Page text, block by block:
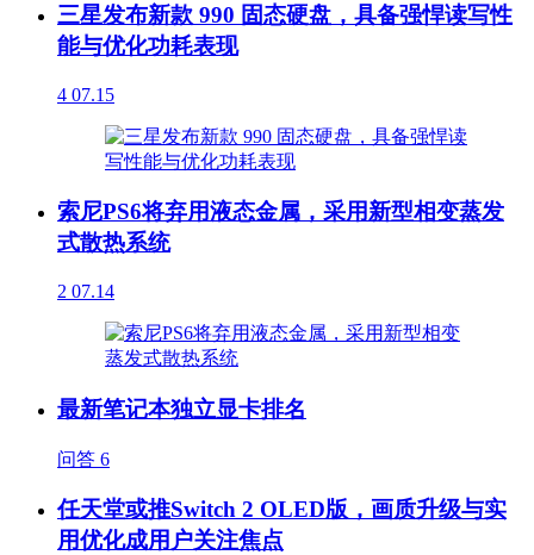
三星发布新款 990 固态硬盘，具备强悍读写性
能与优化功耗表现
4 07.15
索尼PS6将弃用液态金属，采用新型相变蒸发
式散热系统
2 07.14
最新笔记本独立显卡排名
问答 6
任天堂或推Switch 2 OLED版，画质升级与实
用优化成用户关注焦点